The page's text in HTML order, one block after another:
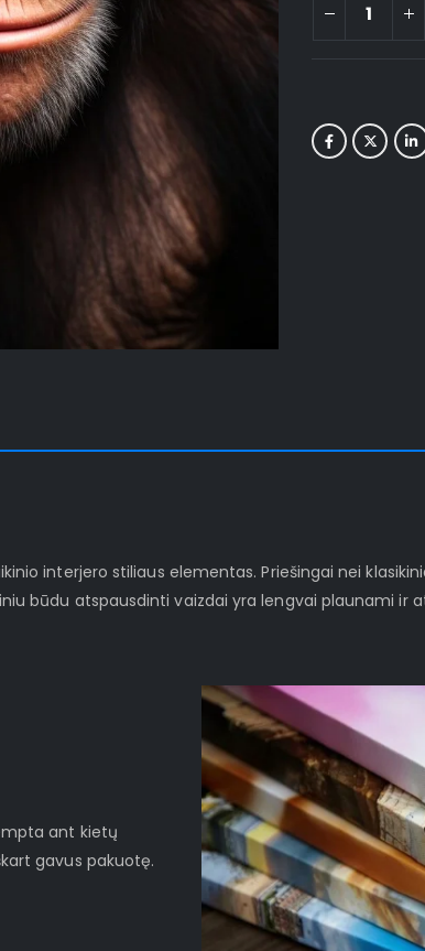
interjero stiliaus elementas. Priešingai nei
būdu atspausdinti vaizdai yra lengvai plaunami ir
ant kietų
gavus pakuotę.